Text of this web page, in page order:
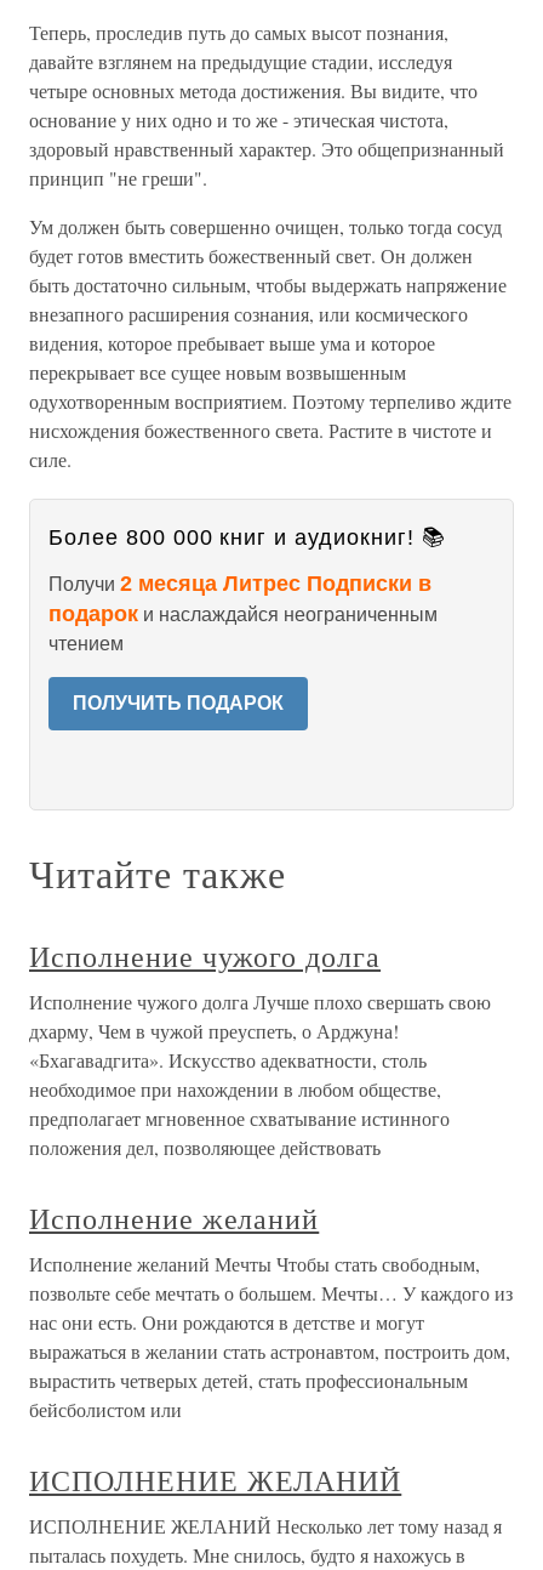
Теперь, проследив путь до самых высот познания,
давайте взглянем на предыдущие стадии, исследуя
четыре основных метода достижения. Вы видите, что
основание у них одно и то же - этическая чистота,
здоровый нравственный характер. Это общепризнанный
принцип "не греши".
Ум должен быть совершенно очищен, только тогда сосуд
будет готов вместить божественный свет. Он должен
быть достаточно сильным, чтобы выдержать напряжение
внезапного расширения сознания, или космического
видения, которое пребывает выше ума и которое
перекрывает все сущее новым возвышенным
одухотворенным восприятием. Поэтому терпеливо ждите
нисхождения божественного света. Растите в чистоте и
силе.
Более 800 000 книг и аудиокниг! 📚
Получи 2 месяца Литрес Подписки в
подарок и наслаждайся неограниченным
чтением
ПОЛУЧИТЬ ПОДАРОК
Читайте также
Исполнение чужого долга
Исполнение чужого долга Лучше плохо свершать свою
дхарму, Чем в чужой преуспеть, о Арджуна!
«Бхагавадгита». Искусство адекватности, столь
необходимое при нахождении в любом обществе,
предполагает мгновенное схватывание истинного
положения дел, позволяющее действовать
Исполнение желаний
Исполнение желаний Мечты Чтобы стать свободным,
позвольте себе мечтать о большем. Мечты… У каждого из
нас они есть. Они рождаются в детстве и могут
выражаться в желании стать астронавтом, построить дом,
вырастить четверых детей, стать профессиональным
бейсболистом или
ИСПОЛНЕНИЕ ЖЕЛАНИЙ
ИСПОЛНЕНИЕ ЖЕЛАНИЙ Несколько лет тому назад я
пыталась похудеть. Мне снилось, будто я нахожусь в